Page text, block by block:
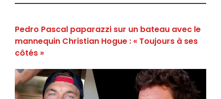
Pedro Pascal paparazzi sur un bateau avec le
mannequin Christian Hogue : « Toujours à ses
côtés »